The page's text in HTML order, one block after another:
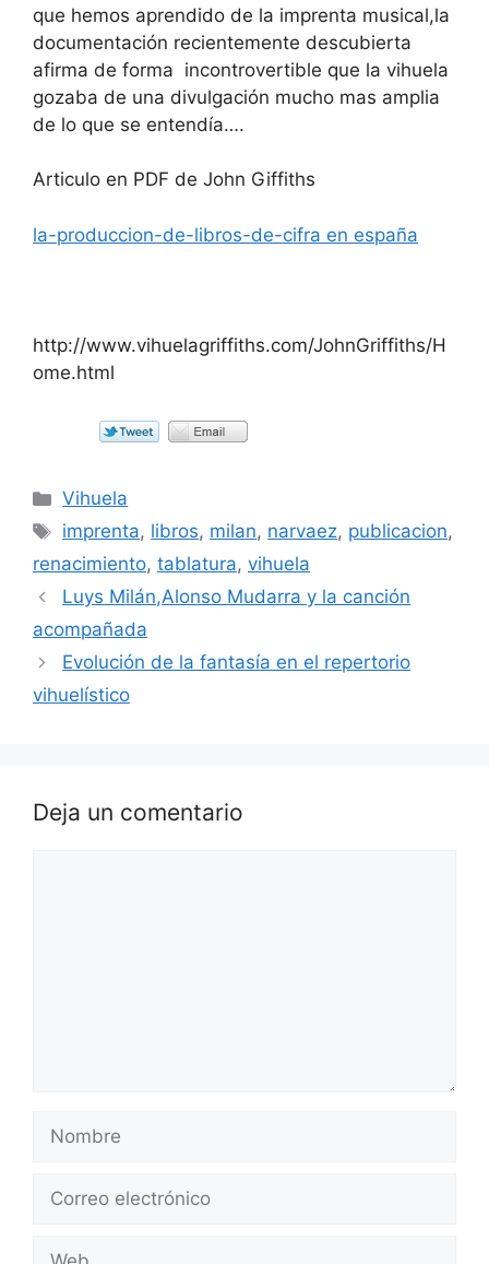
que hemos aprendido de la imprenta musical,la
documentación recientemente descubierta
afirma de forma incontrovertible que la vihuela
gozaba de una divulgación mucho mas amplia
de lo que se entendía….
Articulo en PDF de John Giffiths
la-produccion-de-libros-de-cifra en españa
http://www.vihuelagriffiths.com/JohnGriffiths/H
ome.html
Categorías
Vihuela
Etiquetas
imprenta, libros, milan, narvaez, publicacion,
renacimiento, tablatura, vihuela
Luys Milán,Alonso Mudarra y la canción
acompañada
Evolución de la fantasía en el repertorio
vihuelístico
Deja un comentario
Nombre
Correo
Web